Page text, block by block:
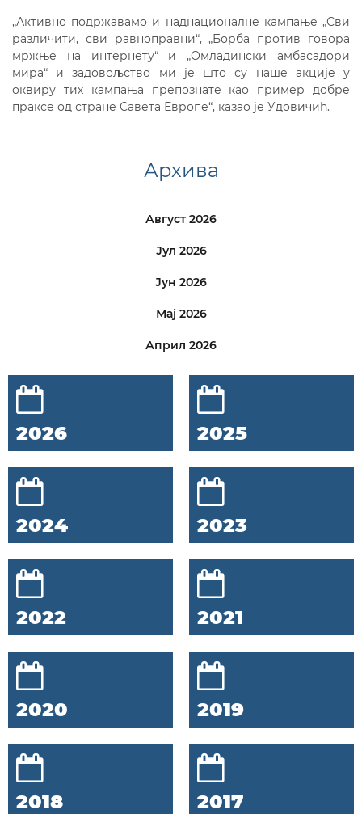
„Активно подржавамо и наднационалне кампање „Сви
различити, сви равноправни“, „Борба против говора
мржње на интернету“ и „Омладински амбасадори
мира“ и задовољство ми је што су наше акције у
оквиру тих кампања препознате као пример добре
праксе од стране Савета Европе“, казао је Удовичић.
Архива
Август 2026
Јул 2026
Јун 2026
Мај 2026
Април 2026
2026 2025
2024 2023
2022 2021
2020 2019
2018 2017